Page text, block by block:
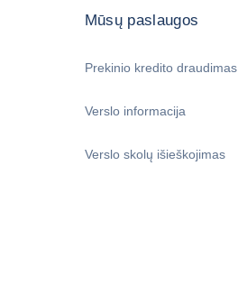
Mūsų paslaugos
Prekinio kredito draudimas
Verslo informacija
Verslo skolų išieškojimas